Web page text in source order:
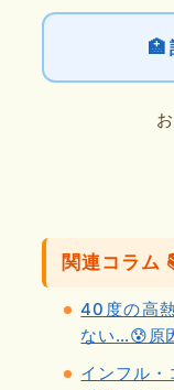
🏥
関連コラム
40度の高
ない…😰原
インフル